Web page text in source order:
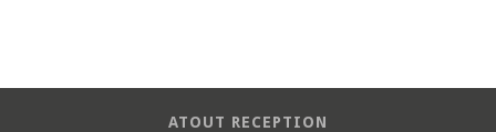
ATOUT RECEPTION